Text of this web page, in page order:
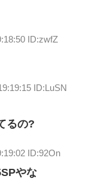
ID:zwfZ
ID:LuSN
るの?
ID:92On
やな